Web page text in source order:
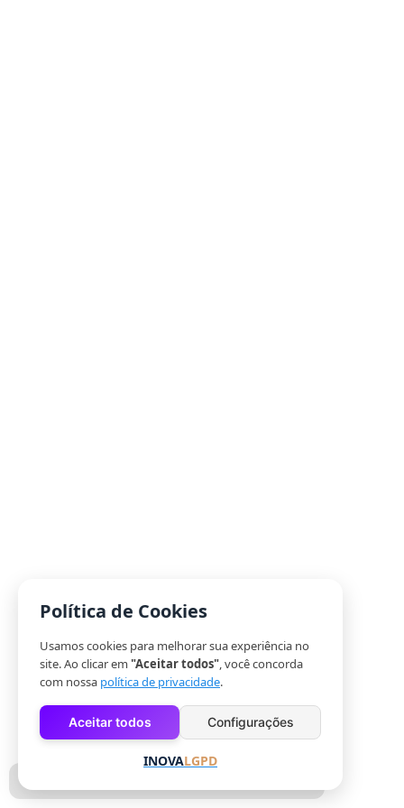
Política de Cookies
Usamos cookies para melhorar sua experiência no
site. Ao clicar em "Aceitar todos", você concorda
com nossa política de privacidade.
Aceitar todos Configurações
INOVALGPD